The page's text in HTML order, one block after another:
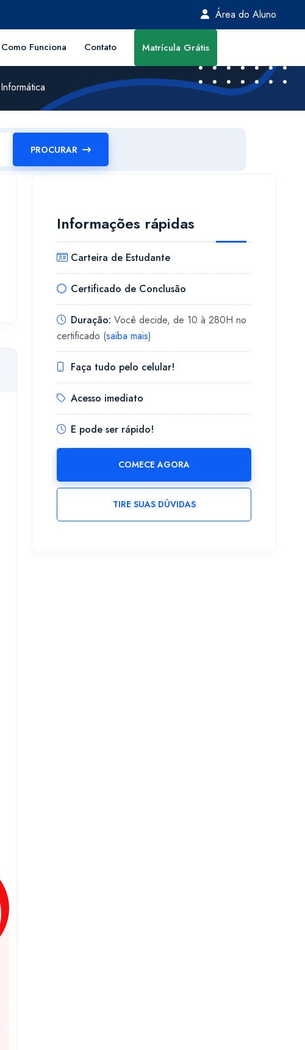
Área do Aluno
Como Funciona Contato Matrícula Grátis
Informática
PROCURAR
Informações rápidas
Carteira de Estudante
Certificado de Conclusão
Duração:Você decide, de 10 à 280H no
certificado (saiba mais)
Faça tudo pelo celular!
Acesso imediato
E pode ser rápido!
COMECE AGORA
TIRE SUAS DÚVIDAS